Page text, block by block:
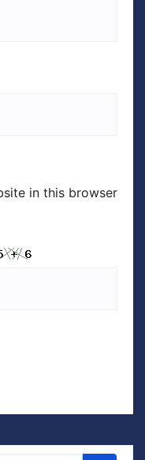
in this browser